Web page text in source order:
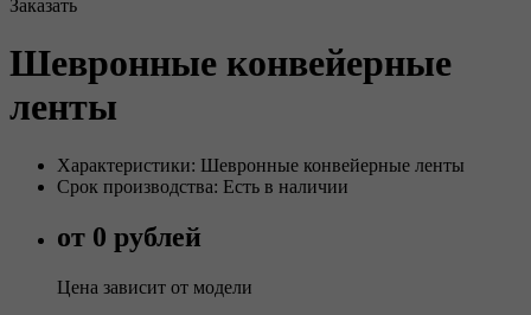
Заказать
Шевронные конвейерные
ленты
Характеристики: Шевронные конвейерные ленты
Срок производства: Есть в наличии
от 0 рублей
Цена зависит от модели